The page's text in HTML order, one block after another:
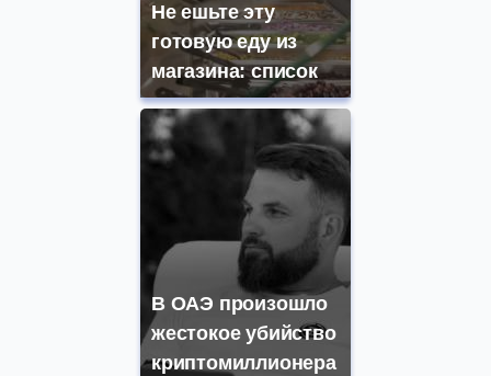
Не ешьте эту
готовую еду из
магазина: список
В ОАЭ произошло
жестокое убийство
криптомиллионера